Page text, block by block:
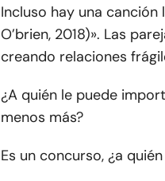
Incluso hay una canción
O’brien, 2018)». Las
creando relaciones
¿A quién le puede
menos más?
Es un concurso, ¿a